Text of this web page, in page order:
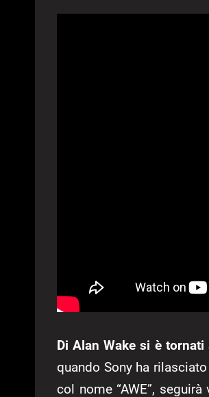
Di Alan Wake si è
quando Sony ha
col nome “AWE”,